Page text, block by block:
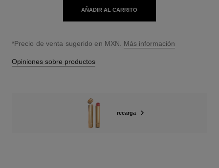
AÑADIR AL CARRITO
↩
*Precio de venta sugerido en MXN. Más información
Opiniones sobre productos
recarga